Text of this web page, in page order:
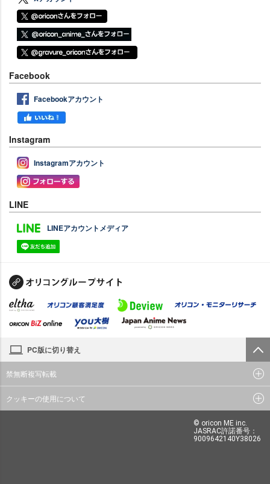
Facebook
Facebookアカウント
Instagram
Instagramアカウント
LINE
LINEアカウントメディア
PC版に切り替え
禁無断複写転載
クッキーの使用について
© oricon ME inc.
JASRAC許諾番号：
9009642140Y38026